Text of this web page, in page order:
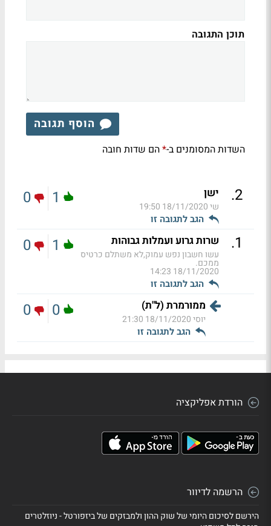
תוכן התגובה
הוסף תגובה
השדות המסומנים ב-*הם שדות חובה
2
. ישן
שי18/11/2020 19:50
הגב לתגובה זו
1
0
1
. שרות גרוע ועמלות גבוהות
עשו חשבון נפש עמוק,לא משתלם כרטיס
ממכם.
18/11/2020 14:23
הגב לתגובה זו
1
0
ממורמרת (ל"ת)
יוסי18/11/2020 21:30
הגב לתגובה זו
0
0
הורדת אפליקציה
הרשמה לדיוור
הירשם לסיכום היומי של שוק ההון ולמבזקים של ביזפורטל - ניוזלטרים